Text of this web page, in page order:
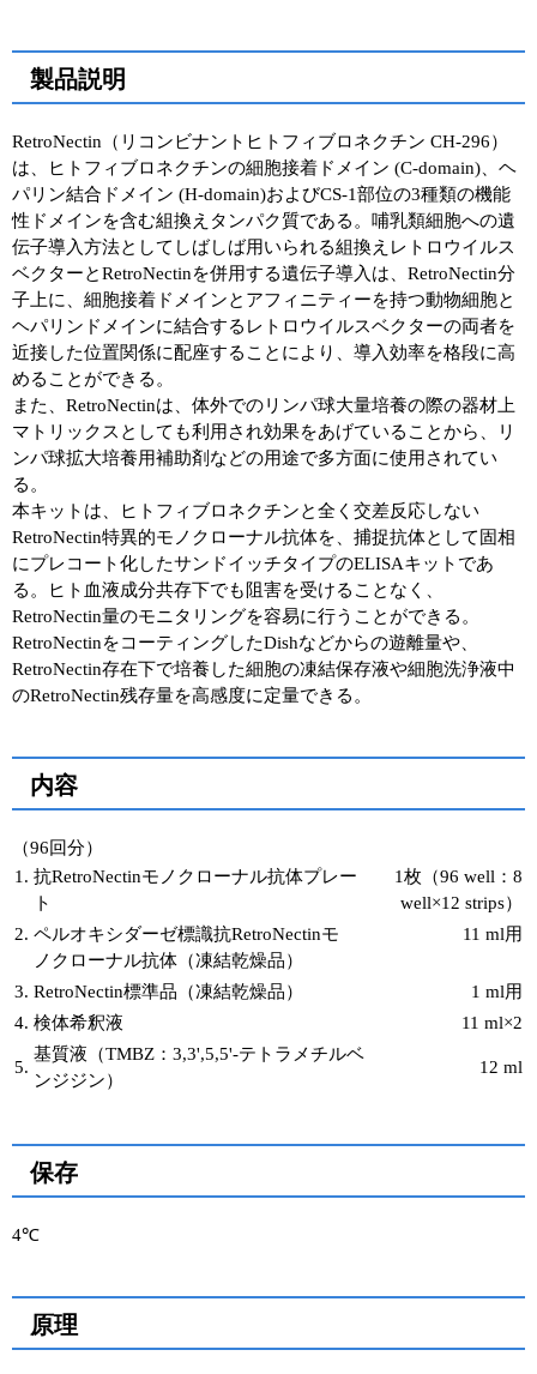
RNAi実験ガイド
アプリケーションノート
プロトコール集
ユーザーズボイス集
動画ライブラリー
Q&A
製品説明
RetroNectin（リコンビナントヒトフィブロネクチン CH-296）
は、ヒトフィブロネクチンの細胞接着ドメイン (C-domain)、ヘ
パリン結合ドメイン (H-domain)およびCS-1部位の3種類の機能
性ドメインを含む組換えタンパク質である。哺乳類細胞への遺
伝子導入方法としてしばしば用いられる組換えレトロウイルス
ベクターとRetroNectinを併用する遺伝子導入は、RetroNectin分
子上に、細胞接着ドメインとアフィニティーを持つ動物細胞と
ヘパリンドメインに結合するレトロウイルスベクターの両者を
近接した位置関係に配座することにより、導入効率を格段に高
めることができる。
また、RetroNectinは、体外でのリンパ球大量培養の際の器材上
マトリックスとしても利用され効果をあげていることから、リ
ンパ球拡大培養用補助剤などの用途で多方面に使用されてい
る。
本キットは、ヒトフィブロネクチンと全く交差反応しない
RetroNectin特異的モノクローナル抗体を、捕捉抗体として固相
にプレコート化したサンドイッチタイプのELISAキットであ
る。ヒト血液成分共存下でも阻害を受けることなく、
RetroNectin量のモニタリングを容易に行うことができる。
RetroNectinをコーティングしたDishなどからの遊離量や、
RetroNectin存在下で培養した細胞の凍結保存液や細胞洗浄液中
のRetroNectin残存量を高感度に定量できる。
内容
（96回分）
1. 抗RetroNectinモノクローナル抗体プレー
ト
1枚（96 well：8
well×12 strips）
2. ペルオキシダーゼ標識抗RetroNectinモ
ノクローナル抗体（凍結乾燥品）
11 ml用
3. RetroNectin標準品（凍結乾燥品）
1 ml用
4. 検体希釈液 11 ml×2
5.
基質液（TMBZ：3,3',5,5'-テトラメチルベ
ンジジン）
12 ml
保存
4℃
原理